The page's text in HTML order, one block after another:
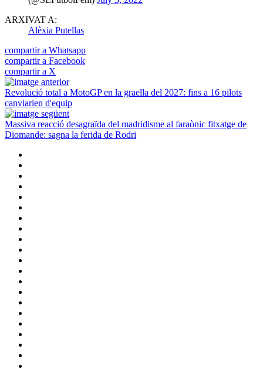
ARXIVAT A:
Alèxia Putellas
compartir a Whatsapp
compartir a Facebook
compartir a X
Revolució total a MotoGP en la graella del 2027: fins a 16 pilots
canviarien d'equip
Massiva reacció desagraïda del madridisme al faraònic fitxatge de
Diomande: sagna la ferida de Rodri